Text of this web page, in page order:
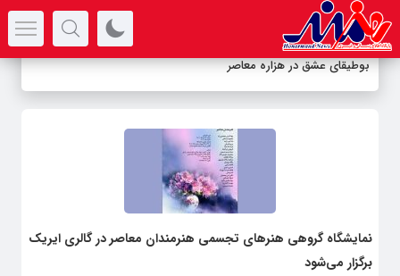
بوطیقای عشق در هزاره معاصر
نمایشگاه گروهی هنرهای تجسمی هنرمندان معاصر در گالری ایریک
برگزار می‌شود